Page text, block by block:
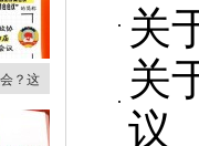
？这
关
关
议